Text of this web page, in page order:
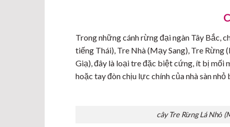
Trong những cánh rừng đại ngàn Tây Bắc,
tiếng Thái), Tre Nhà (Mạy Sang), Tre
Giạ), đây là loại tre đặc biệt cứng, ít bị mối
hoặc tay đòn chịu lực chính của nhà sàn
cây Tre Rừng Lá Nhỏ